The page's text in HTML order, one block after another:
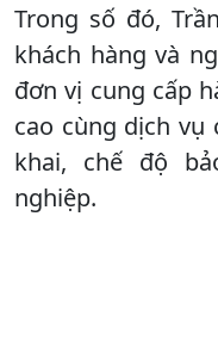
Trong số đó,
khách hàng và
đơn vị cung cấp
cao cùng dịch vụ
khai, chế độ
nghiệp.